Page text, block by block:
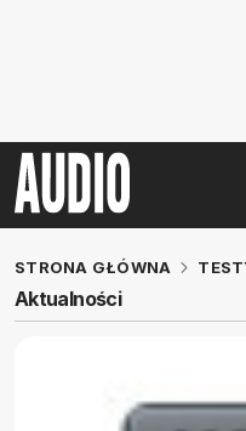
STRONA GŁÓWNA
Aktualności